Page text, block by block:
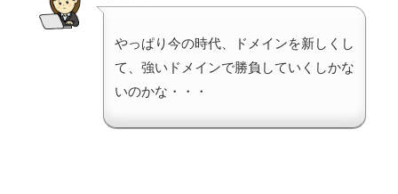
やっぱり今の時代、ドメインを新しくし
て、強いドメインで勝負していくしかな
いのかな・・・